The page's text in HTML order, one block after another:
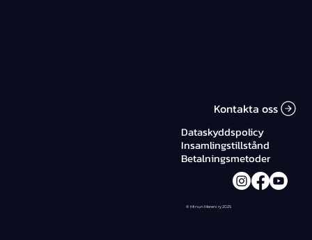
Kontakta oss
Dataskyddspolicy
Insamlingstillstånd
Betalningsmetoder
© Minun Mereni ry 2025